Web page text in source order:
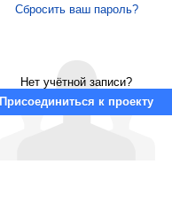
Сбросить ваш пароль?
Нет учётной записи?
Присоединиться к проекту